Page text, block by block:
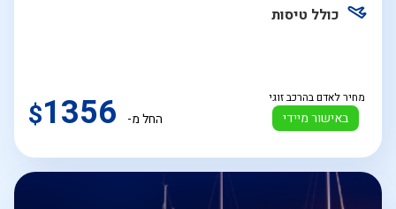
כולל טיסות
באישור מיידי
מחיר לאדם בהרכב זוגי
החל מ- $1356